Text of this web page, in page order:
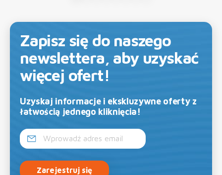
Zapisz się do naszego
newslettera, aby uzyskać
więcej ofert!
Uzyskaj informacje i ekskluzywne oferty z
łatwością jednego kliknięcia!
Zarejestruj się